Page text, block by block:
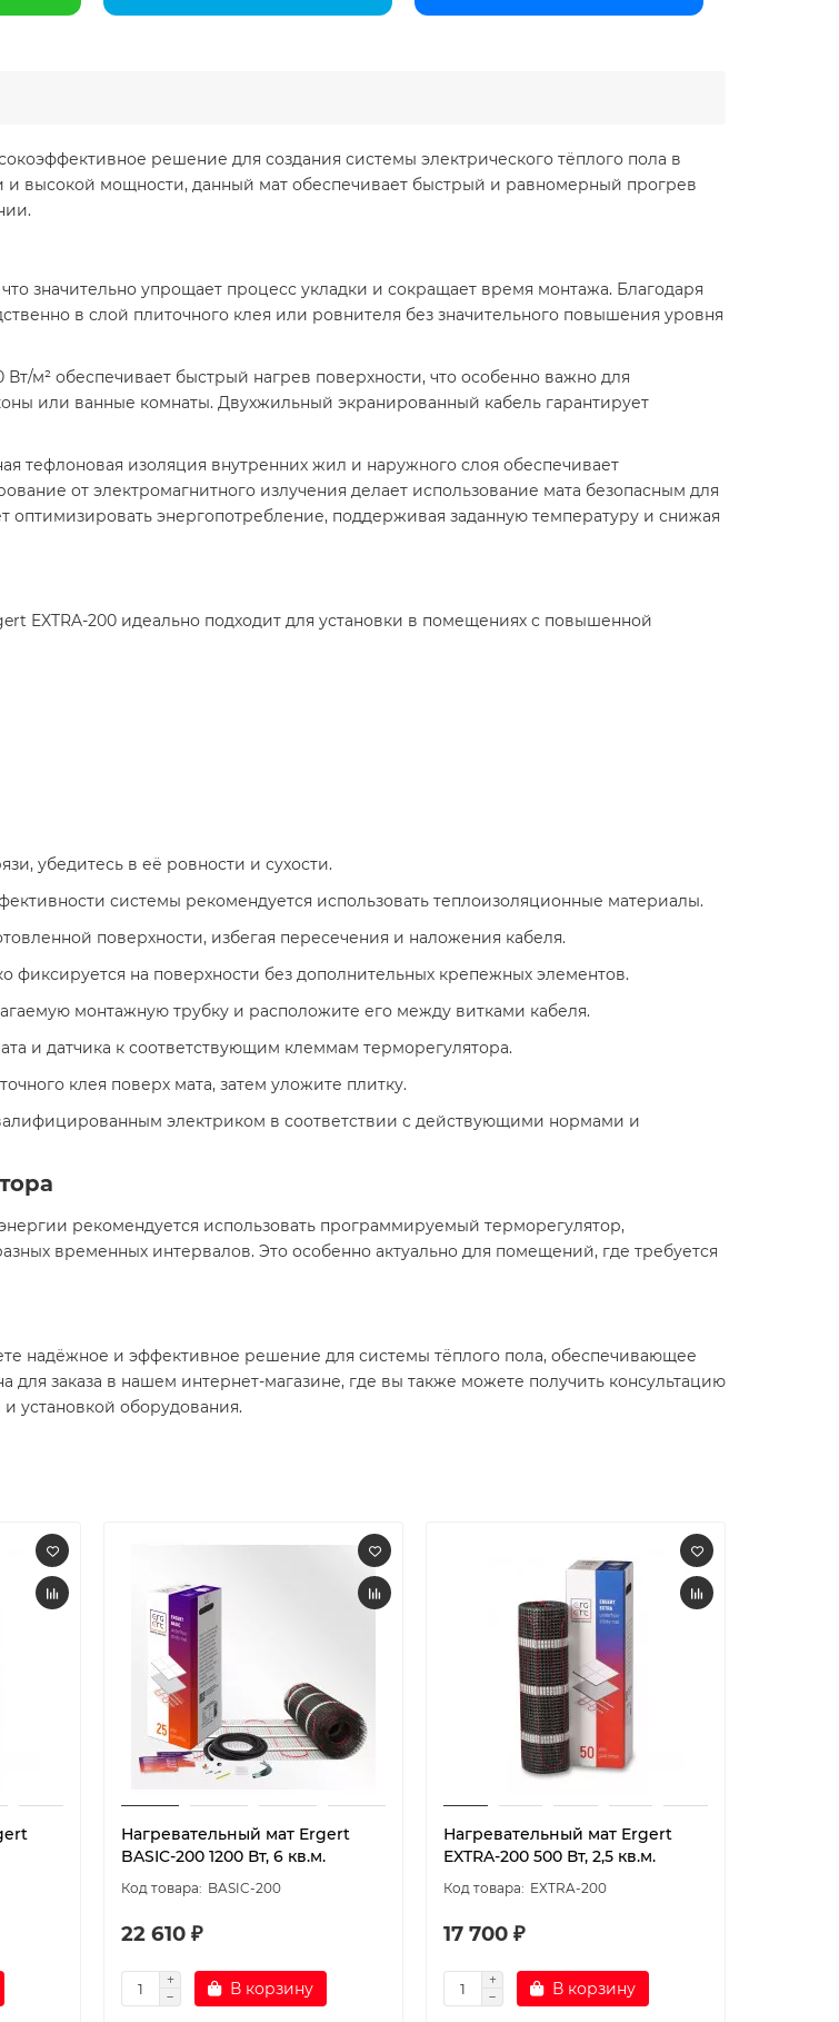
решение для создания системы электрического тёплого пола в
высокой мощности, данный мат обеспечивает быстрый и равномерный прогрев
значительно упрощает процесс укладки и сокращает время монтажа. Благодаря
в слой плиточного клея или ровнителя без значительного повышения уровня
м² обеспечивает быстрый нагрев поверхности, что особенно важно для
или ванные комнаты. Двухжильный экранированный кабель гарантирует
тефлоновая изоляция внутренних жил и наружного слоя обеспечивает
от электромагнитного излучения делает использование мата безопасным для
оптимизировать энергопотребление, поддерживая заданную температуру и снижая
EXTRA-200 идеально подходит для установки в помещениях с повышенной
убедитесь в её ровности и сухости.​
системы рекомендуется использовать теплоизоляционные материалы.​
поверхности, избегая пересечения и наложения кабеля.​
фиксируется на поверхности без дополнительных крепежных элементов.​
монтажную трубку и расположите его между витками кабеля.​
и датчика к соответствующим клеммам терморегулятора.​
клея поверх мата, затем уложите плитку.​
электриком в соответствии с действующими нормами и
рекомендуется использовать программируемый терморегулятор,
временных интервалов. Это особенно актуально для помещений, где требуется
надёжное и эффективное решение для системы тёплого пола, обеспечивающее
заказа в нашем интернет-магазине, где вы также можете получить консультацию
установкой оборудования.
Нагревательный мат Ergert
BASIC-200 1200 Вт, 6 кв.м.
BASIC-200
22 610 ₽
В корзину
Нагревательный мат Ergert
EXTRA-200 500 Вт, 2,5 кв.м.
EXTRA-200
17 700 ₽
В корзину